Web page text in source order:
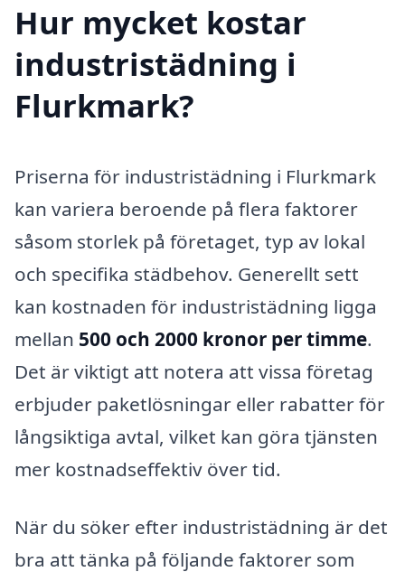
Hur mycket kostar
industristädning i
Flurkmark?
Priserna för industristädning i Flurkmark
kan variera beroende på flera faktorer
såsom storlek på företaget, typ av lokal
och specifika städbehov. Generellt sett
kan kostnaden för industristädning ligga
mellan 500 och 2000 kronor per timme.
Det är viktigt att notera att vissa företag
erbjuder paketlösningar eller rabatter för
långsiktiga avtal, vilket kan göra tjänsten
mer kostnadseffektiv över tid.
När du söker efter industristädning är det
bra att tänka på följande faktorer som